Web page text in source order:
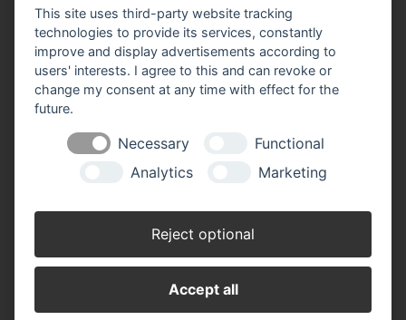
Cookie-Einstellungen ändern
Raiffeisen Waren GmbH Ebensfeld
Frankenstraße 5
Telefon: 09573-9636-0
Fax: 09573-9636-36
info(at)raiffeisen-ebensfeld.de
This site uses third-party website tracking
technologies to provide its services, constantly
improve and display advertisements according to
users' interests. I agree to this and can revoke or
change my consent at any time with effect for the
future.
Necessary
Functional
Analytics
Marketing
Reject optional
Accept all